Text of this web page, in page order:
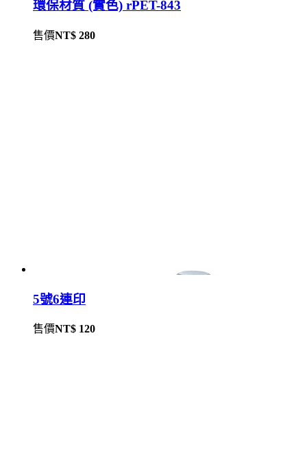
環保材質 (實色) rPET-843
售價NT$ 280
5號6連印
售價NT$ 120